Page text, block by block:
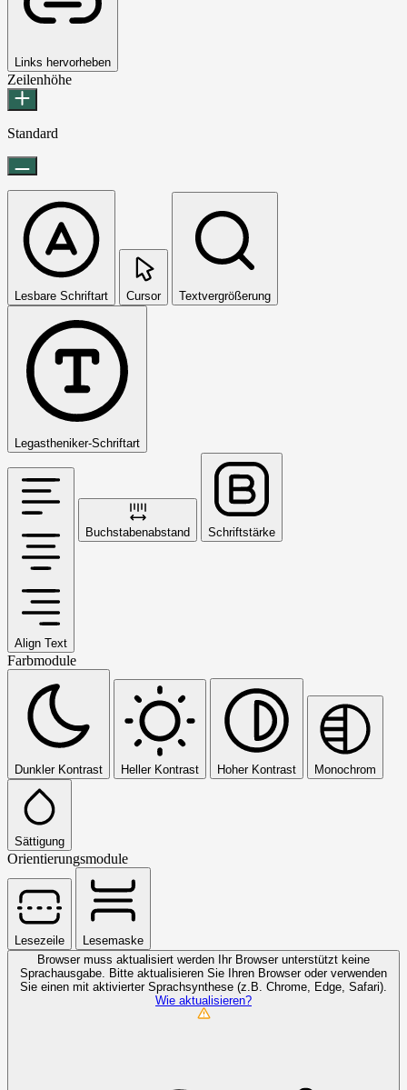
Links hervorheben
Zeilenhöhe
Standard
Lesbare Schriftart Cursor Textvergrößerung
Legastheniker-Schriftart
Align Text
Buchstabenabstand Schriftstärke
Farbmodule
Dunkler Kontrast Heller Kontrast Hoher Kontrast Monochrom
Sättigung
Orientierungsmodule
Lesezeile
Lesemaske
Browser muss aktualisiert werden
Ihr Browser unterstützt keine
Sprachausgabe. Bitte aktualisieren Sie Ihren Browser oder verwenden
Sie einen mit aktivierter Sprachsynthese (z.B. Chrome, Edge, Safari).
Wie aktualisieren?